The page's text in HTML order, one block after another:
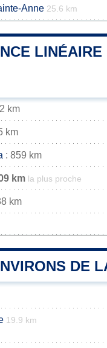
Anne 25.6 km
km
km
: 859 km
km la plus proche
km
DE
19.9 km